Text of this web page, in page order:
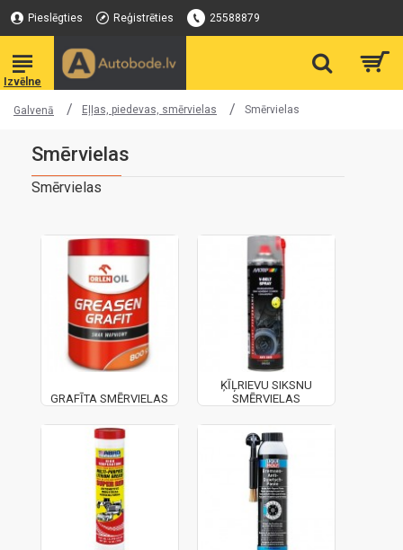
Pieslēgties Reģistrēties 25588879
Galvenā Eļļas, piedevas, smērvielas Smērvielas
Smērvielas
Smērvielas
GRAFĪTA SMĒRVIELAS
ĶĪĻRIEVU SIKSNU
SMĒRVIELAS